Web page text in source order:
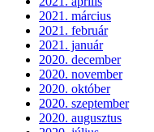
2021. március
2021. február
2021. január
2020. december
2020. november
2020. október
2020. szeptember
2020. augusztus